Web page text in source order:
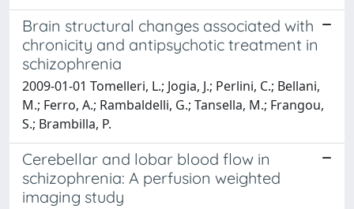
Brain structural changes associated with
chronicity and antipsychotic treatment in
schizophrenia
2009-01-01 Tomelleri, L.; Jogia, J.; Perlini, C.; Bellani,
M.; Ferro, A.; Rambaldelli, G.; Tansella, M.; Frangou,
S.; Brambilla, P.
Cerebellar and lobar blood flow in
schizophrenia: A perfusion weighted
imaging study